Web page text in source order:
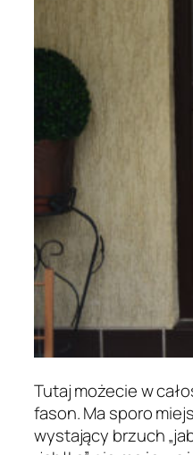
Tutaj możecie w
fason. Ma sporo
wystający brzuch